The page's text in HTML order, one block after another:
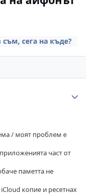
съм, сега на къде?
/ моят проблем е
част от
паметта не
oud копие и ресетнах